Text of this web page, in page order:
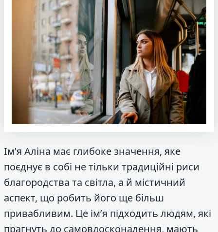
Ім’я Аліна має глибоке значення, яке
поєднує в собі не тільки традиційні риси
благородства та світла, а й містичний
аспект, що робить його ще більш
привабливим. Це ім’я підходить людям, які
прагнуть до самовдосконалення, мають